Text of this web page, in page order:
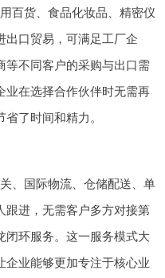
百货、食品化妆品、精密仪
出口贸易，可满足工厂企
等不同客户的采购与出口需
业在选择合作伙伴时无需再
了时间和精力。
、国际物流、仓储配送、单
跟进，无需客户多方对接第
闭环服务。这一服务模式大
企业能够更加专注于核心业